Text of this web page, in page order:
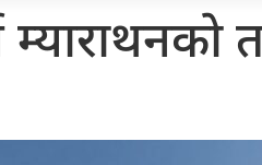
म्याराथनको